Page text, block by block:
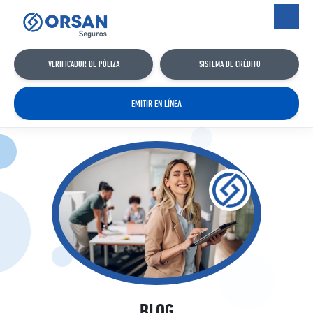
VERIFICADOR DE PÓLIZA SISTEMA DE CRÉDITO
EMITIR EN LÍNEA